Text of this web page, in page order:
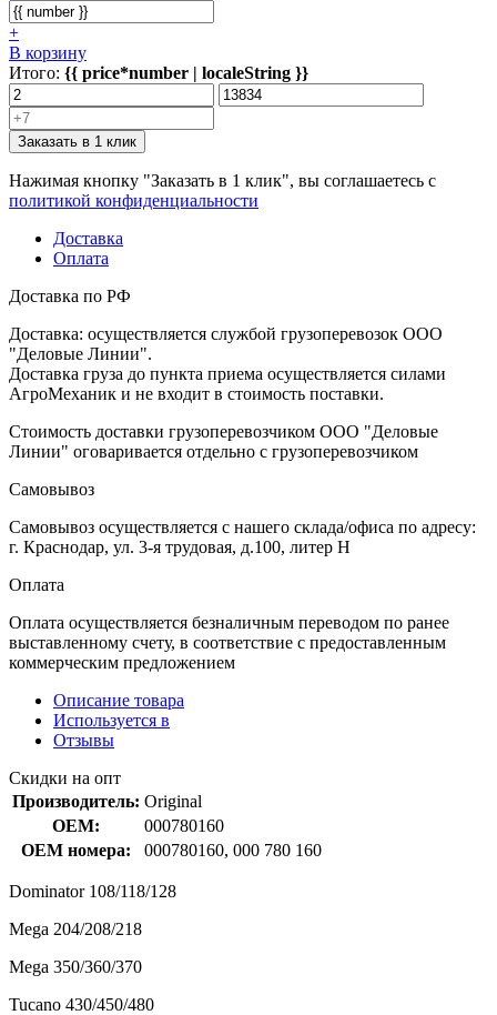
+
В корзину
Итого: {{ price*number | localeString }}
Заказать в 1 клик
Нажимая кнопку "Заказать в 1 клик", вы соглашаетесь с
политикой конфиденциальности
Доставка
Оплата
Доставка по РФ
Доставка: осуществляется службой грузоперевозок ООО
"Деловые Линии".
Доставка груза до пункта приема осуществляется силами
АгроМеханик и не входит в стоимость поставки.
Стоимость доставки грузоперевозчиком ООО "Деловые
Линии" оговаривается отдельно с грузоперевозчиком
Самовывоз
Самовывоз осуществляется с нашего склада/офиса по адресу:
г. Краснодар, ул. 3-я трудовая, д.100, литер Н
Оплата
Оплата осуществляется безналичным переводом по ранее
выставленному счету, в соответствие с предоставленным
коммерческим предложением
Описание товара
Используется в
Отзывы
Скидки на опт
Производитель: Original
OEM:
000780160
OEM номера:
000780160, 000 780 160
Dominator 108/118/128
Mega 204/208/218
Mega 350/360/370
Tucano 430/450/480